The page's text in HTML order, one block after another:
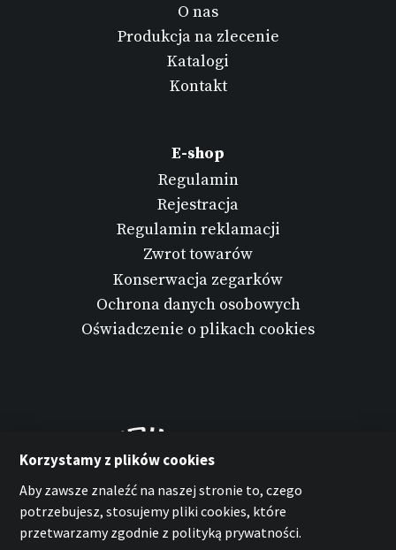
O nas
Produkcja na zlecenie
Katalogi
Kontakt
E-shop
Regulamin
Rejestracja
Regulamin reklamacji
Zwrot towarów
Konserwacja zegarków
Ochrona danych osobowych
Oświadczenie o plikach cookies
Korzystamy z plików cookies
Aby zawsze znaleźć na naszej stronie to, czego
potrzebujesz, stosujemy pliki cookies, które
przetwarzamy zgodnie z polityką prywatności.